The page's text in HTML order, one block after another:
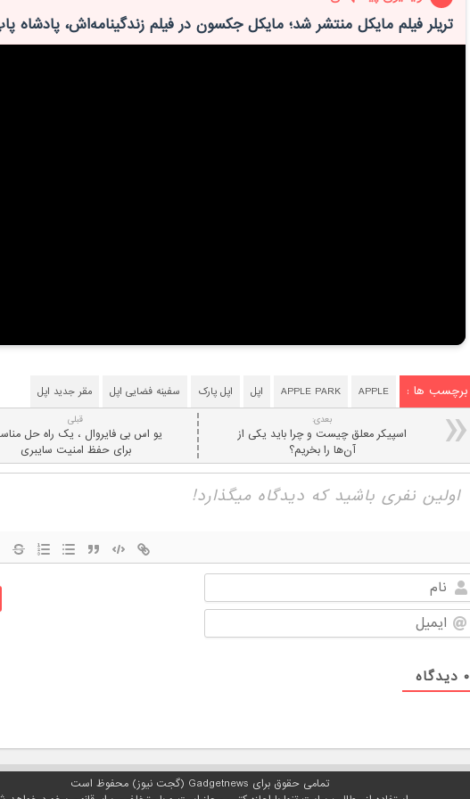
تریلر فیلم مایکل منتشر شد؛ مایکل جکسون در فیلم زندگینامه‌اش، پادشاه
برچسب ها : APPLE
APPLE PARK اپل اپل پارک سفینه فضایی اپل مقر جدید اپل
قبلی
یو اس بی فایروال ، یک راه حل
برای حفظ امنیت سایبری
بعدی:
اسپیکر معلق چیست و چرا باید یکی از
آن‌ها را بخریم؟
نام
ایمیل
۰ دیدگاه
تمامی حقوق برای Gadgetnews (گجت نیوز) محفوظ است